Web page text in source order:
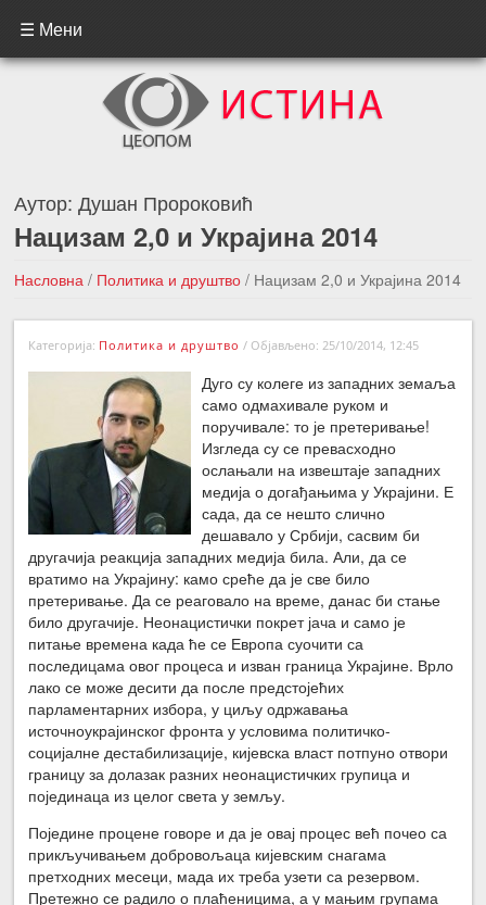
☰ Мени
Аутор:Душан Пророковић
Нацизам 2,0 и Украјина 2014
Насловна / Политика и друштво / Нацизам 2,0 и Украјина 2014
←Претходна вест
Следећа вест →
Категорија: Политика и друштво / Објављено: 25/10/2014, 12:45
Дуго су колеге из западних земаља
само одмахивале руком и
поручивале: то је претеривање!
Изгледа су се превасходно
ослањали на извештаје западних
медија о догађањима у Украјини. Е
сада, да се нешто слично
дешавало у Србији, сасвим би
другачија реакција западних медија била. Али, да се
вратимо на Украјину: камо среће да је све било
претеривање. Да се реаговало на време, данас би стање
било другачије. Неонацистички покрет јача и само је
питање времена када ће се Европа суочити са
последицама овог процеса и изван граница Украјине. Врло
лако се може десити да после предстојећих
парламентарних избора, у циљу одржавања
источноукрајинског фронта у условима политичко-
социјалне дестабилизације, кијевска власт потпуно отвори
границу за долазак разних неонацистичких групица и
појединаца из целог света у земљу.
Поједине процене говоре и да је овај процес већ почео са
прикључивањем добровољаца кијевским снагама
претходних месеци, мада их треба узети са резервом.
Претежно се радило о плаћеницима, а у мањим групама